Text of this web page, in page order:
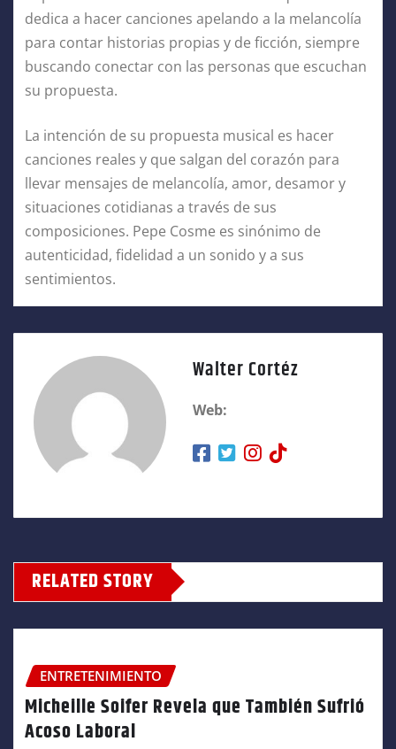
dedica a hacer canciones apelando a la melancolía
para contar historias propias y de ficción, siempre
buscando conectar con las personas que escuchan
su propuesta.
La intención de su propuesta musical es hacer
canciones reales y que salgan del corazón para
llevar mensajes de melancolía, amor, desamor y
situaciones cotidianas a través de sus
composiciones. Pepe Cosme es sinónimo de
autenticidad, fidelidad a un sonido y a sus
sentimientos.
Walter Cortéz
Web:
RELATED STORY
ENTRETENIMIENTO
Micheille Soifer Revela que También Sufrió
Acoso Laboral